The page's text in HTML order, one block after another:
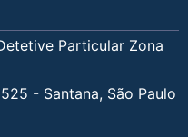
Particular Zona
- Santana, São Paulo